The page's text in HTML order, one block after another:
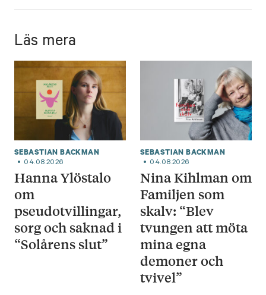
Läs mera
SEBASTIAN BACKMAN
04.08.2026
Hanna Ylöstalo
om
pseudotvillingar,
sorg och saknad i
“Solårens slut”
SEBASTIAN BACKMAN
04.08.2026
Nina Kihlman om
Familjen som
skalv: “Blev
tvungen att möta
mina egna
demoner och
tvivel”